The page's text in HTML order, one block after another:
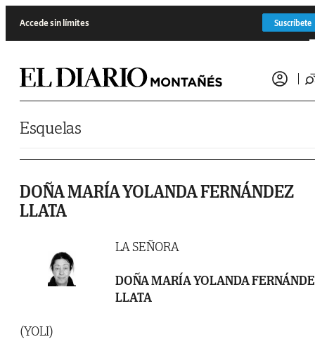
Accede sin límites Suscríbete
Esquelas
DOÑA MARÍA YOLANDA FERNÁNDEZ
LLATA
LA SEÑORA
DOÑA MARÍA YOLANDA
LLATA
(YOLI)